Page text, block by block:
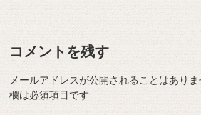
コメントを残す
メールアドレスが公開されることはありま
欄は必須項目です